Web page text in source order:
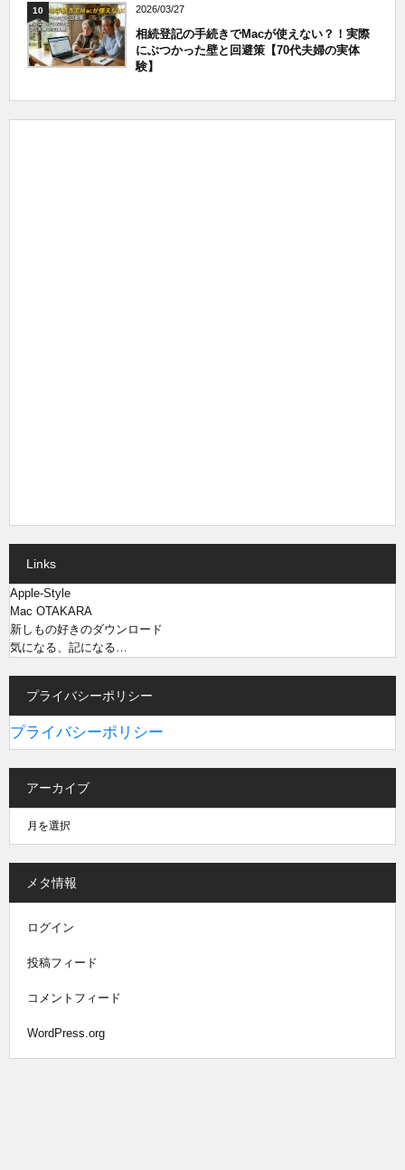
10 2026/03/27
相続登記の手続きでMacが使えない？！実際
にぶつかった壁と回避策【70代夫婦の実体
験】
Links
Apple-Style
Mac OTAKARA
新しもの好きのダウンロード
気になる、記になる…
プライバシーポリシー
プライバシーポリシー
アーカイブ
メタ情報
ログイン
投稿フィード
コメントフィード
WordPress.org